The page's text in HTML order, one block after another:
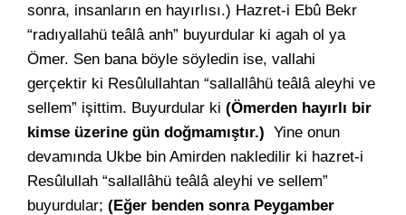
sonra, insanların en hayırlısı.) Hazret-i Ebû Bekr
“radıyallahü teâlâ anh” buyurdular ki agah ol ya
Ömer. Sen bana böyle söyledin ise, vallahi
gerçektir ki Resûlullahtan “sallallâhü teâlâ aleyhi ve
sellem” işittim. Buyurdular ki (Ömerden hayırlı bir
kimse üzerine gün doğmamıştır.) Yine onun
devamında Ukbe bin Amirden nakledilir ki hazret-i
Resûlullah “sallallâhü teâlâ aleyhi ve sellem”
buyurdular; (Eğer benden sonra Peygamber